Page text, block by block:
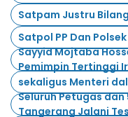
Satpam Justru
Satpol PP Dan
Sayyid Mojtaba
Pemimpin Tertinggi
sekaligus Menteri
Seluruh Petugas
Tangerang Jalani